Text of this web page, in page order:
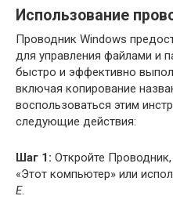
Использование
Проводник Windows
для управления файлами и
быстро и эффективно
включая копирование
воспользоваться этим
следующие действия:
Шаг 1: Откройте
«Этот компьютер» или
E.